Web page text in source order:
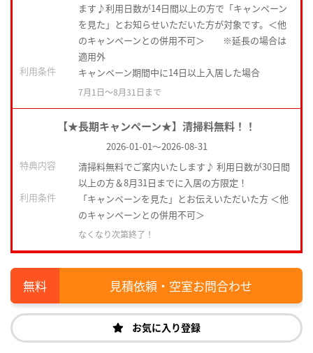
ます♪利用日数が14日間以上の方で「キャンペーン
を見た」とお知らせいただいた方が対象です。＜他
のキャンペーンとの併用不可＞ ※延長の場合は
適用外
利用条件
キャンペーン期間中に14日以上入居した場合
7月1日〜8月31日まで
【★長期キャンペーン★】清掃料無料！！
2026-01-01～2026-08-31
特典内容
清掃料無料でご案内いたします♪ 利用日数が30日間
以上の方＆8月31日までに入居の方限定！
利用条件
「キャンペーンを見た」とお伝えいただいた方 ＜他
のキャンペーンとの併用不可＞
なくなり次第終了！
見積依頼・空室お問合わせ
お気に入り登録